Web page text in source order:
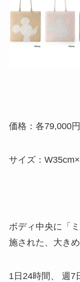
価格：各79,000円
サイズ：
ボディ中央に「
施された、大き
1日24時間、 週7